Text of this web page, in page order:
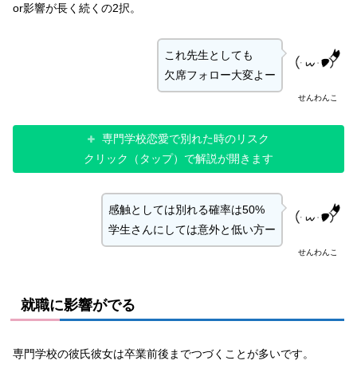
or影響が長く続くの2択。
せんわんこ
これ先生としても
欠席フォロー大変よー
専門学校恋愛で別れた時のリスク
クリック（タップ）で解説が開きます
せんわんこ
感触としては別れる確率は50%
学生さんにしては意外と低い方ー
就職に影響がでる
専門学校の彼氏彼女は卒業前後までつづくことが多いです。